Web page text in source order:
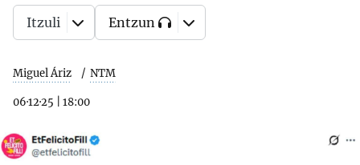
Miguel Áriz NTM
06·12·25 18:00
Itzuli Entzun